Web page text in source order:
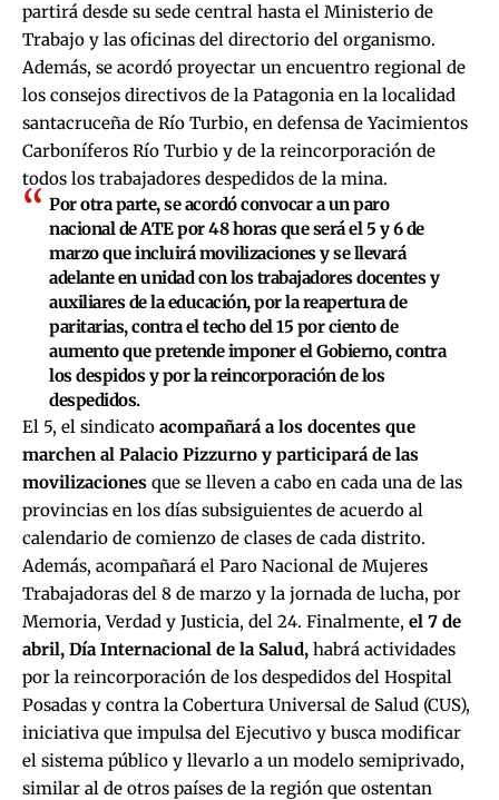
partirá desde su sede central hasta el Ministerio de
Trabajo y las oficinas del directorio del organismo.
Además, se acordó proyectar un encuentro regional de
los consejos directivos de la Patagonia en la localidad
santacruceña de Río Turbio, en defensa de Yacimientos
Carboníferos Río Turbio y de la reincorporación de
todos los trabajadores despedidos de la mina.
Por otra parte, se acordó convocar a un paro
nacional de ATE por 48 horas que será el 5 y 6 de
marzo que incluirá movilizaciones y se llevará
adelante en unidad con los trabajadores docentes y
auxiliares de la educación, por la reapertura de
paritarias, contra el techo del 15 por ciento de
aumento que pretende imponer el Gobierno, contra
los despidos y por la reincorporación de los
despedidos.
El 5, el sindicato acompañará a los docentes que
marchen al Palacio Pizzurno y participará de las
movilizaciones que se lleven a cabo en cada una de las
provincias en los días subsiguientes de acuerdo al
calendario de comienzo de clases de cada distrito.
Además, acompañará el Paro Nacional de Mujeres
Trabajadoras del 8 de marzo y la jornada de lucha, por
Memoria, Verdad y Justicia, del 24. Finalmente, el 7 de
abril, Día Internacional de la Salud, habrá actividades
por la reincorporación de los despedidos del Hospital
Posadas y contra la Cobertura Universal de Salud (CUS),
iniciativa que impulsa del Ejecutivo y busca modificar
el sistema público y llevarlo a un modelo semiprivado,
similar al de otros países de la región que ostentan